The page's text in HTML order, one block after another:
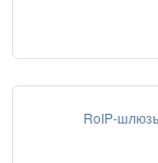
RoIP-